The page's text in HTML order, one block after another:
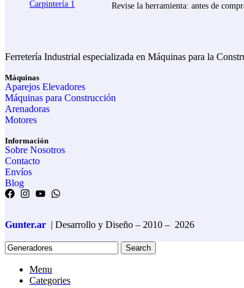
Revise la herramienta: antes de
Ferretería Industrial especializada en Máquinas para la
Máquinas
Aparejos Elevadores
Máquinas para Construcción
Arenadoras
Motores
Información
Sobre Nosotros
Contacto
Envíos
Blog
Gunter.ar | Desarrollo y Diseño – 2010 – 2026
Search
Menu
Categories